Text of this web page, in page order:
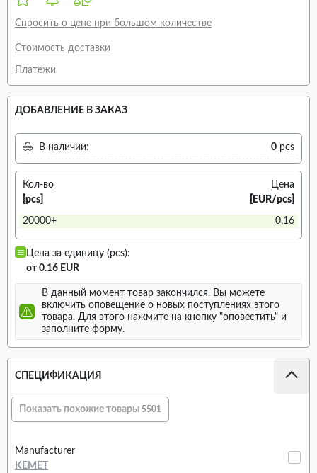
Спросить о цене при большом количестве
Стоимость доставки
Платежи
ДОБАВЛЕНИЕ В ЗАКАЗ
В наличии: 0 pcs
Кол-во
[pcs]
Цена
[EUR/pcs]
20000+ 0.16
Цена за единицу (pcs):
от 0.16 EUR
В данный момент товар закончился. Вы можете
включить оповещение о новых поступлениях этого
товара. Для этого нажмите на кнопку "оповестить" и
заполните форму.
СПЕЦИФИКАЦИЯ
Показать похожие товары 5501
Manufacturer
KEMET